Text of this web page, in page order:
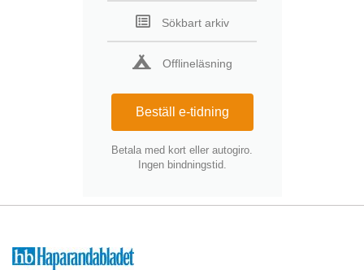
Sökbart arkiv
Offlineläsning
Beställ e-tidning
Betala med kort eller autogiro.
Ingen bindningstid.